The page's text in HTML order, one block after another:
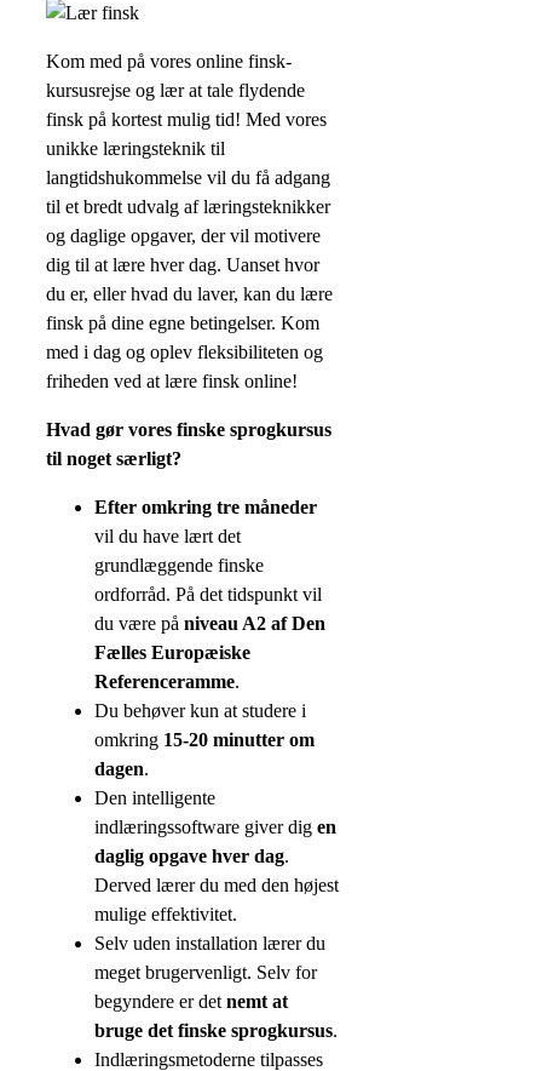
Kom med på vores online finsk-
kursusrejse og lær at tale flydende
finsk på kortest mulig tid! Med vores
unikke læringsteknik til
langtidshukommelse vil du få adgang
til et bredt udvalg af læringsteknikker
og daglige opgaver, der vil motivere
dig til at lære hver dag. Uanset hvor
du er, eller hvad du laver, kan du lære
finsk på dine egne betingelser. Kom
med i dag og oplev fleksibiliteten og
friheden ved at lære finsk online!
Hvad gør vores finske sprogkursus
til noget særligt?
Efter omkring tre måneder
vil du have lært det
grundlæggende finske
ordforråd. På det tidspunkt vil
du være på niveau A2 af Den
Fælles Europæiske
Referenceramme.
Du behøver kun at studere i
omkring 15-20 minutter om
dagen.
Den intelligente
indlæringssoftware giver dig en
daglig opgave hver dag.
Derved lærer du med den højest
mulige effektivitet.
Selv uden installation lærer du
meget brugervenligt. Selv for
begyndere er det nemt at
bruge det finske sprogkursus.
Indlæringsmetoderne tilpasses